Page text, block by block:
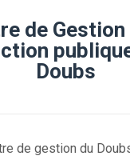
de Gestion
Doubs
de gestion du